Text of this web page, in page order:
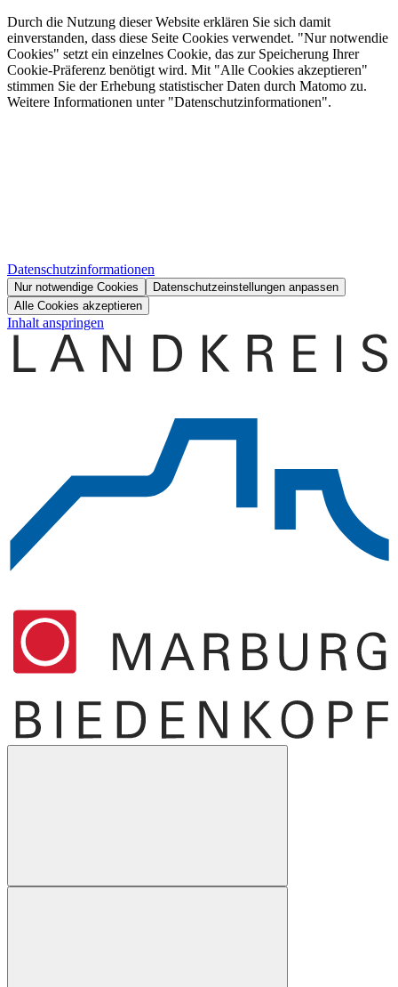
Durch die Nutzung dieser Website erklären Sie sich damit
einverstanden, dass diese Seite Cookies verwendet. "Nur notwendie
Cookies" setzt ein einzelnes Cookie, das zur Speicherung Ihrer
Cookie-Präferenz benötigt wird. Mit "Alle Cookies akzeptieren"
stimmen Sie der Erhebung statistischer Daten durch Matomo zu.
Weitere Informationen unter "Datenschutzinformationen".
Datenschutzinformationen
Nur notwendige Cookies
Datenschutzeinstellungen anpassen
Alle Cookies akzeptieren
Inhalt anspringen